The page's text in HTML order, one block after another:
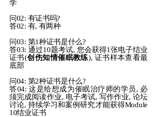
学
问02: 有证书吗?
答02: 有, 有两种
问03: 第1种证书是什么?
答03: 通过10题考试, 您会获得1张电子结业
证书(创伤知情催眠教练), 证书样本查看最
底部
问04: 第2种证书是什么?
答04: 这是给想成为催眠治疗师的学员, 必
须完成阅读作业, 电子考试, 写作作业, 论坛
讨论, 持续学习和案例研究才能获得Module
10结业证书